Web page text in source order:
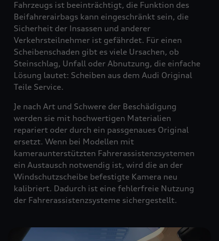
Fahrzeugs ist beeinträchtigt, die Funktion des
Beifahrerairbags kann eingeschränkt sein, die
Sicherheit der Insassen und anderer
Verkehrsteilnehmer ist gefährdet. Für einen
Scheibenschaden gibt es viele Ursachen, ob
Steinschlag, Unfall oder Abnutzung, die einfache
Lösung lautet: Scheiben aus dem Audi Original
Teile Service.
Je nach Art und Schwere der Beschädigung
werden sie mit hochwertigen Materialien
repariert oder durch ein passgenaues Original
ersetzt. Wenn bei Modellen mit
kameraunterstützten Fahrerassistenzsystemen
ein Austausch notwendig ist, wird die an der
Windschutzscheibe befestigte Kamera neu
kalibriert. Dadurch ist eine fehlerfreie Nutzung
der Fahrerassistenzsysteme sichergestellt.